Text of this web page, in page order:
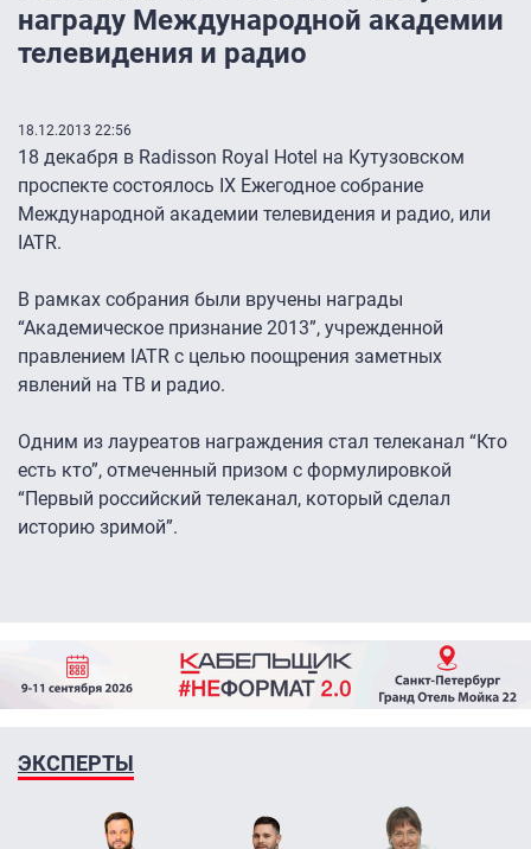
награду Международной академии
телевидения и радио
18.12.2013 22:56
18 декабря в Radisson Royal Hotel на Кутузовском
проспекте состоялось IX Ежегодное собрание
Международной академии телевидения и радио, или
IATR.
В рамках собрания были вручены награды
“Академическое признание 2013”, учрежденной
правлением IATR с целью поощрения заметных
явлений на ТВ и радио.
Одним из лауреатов награждения стал телеканал “Кто
есть кто”, отмеченный призом с формулировкой
“Первый российский телеканал, который сделал
историю зримой”.
ЭКСПЕРТЫ